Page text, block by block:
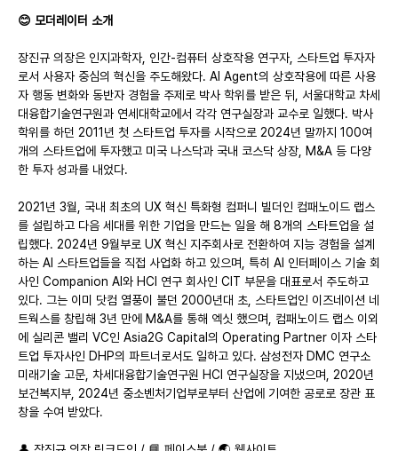
😊 모더레이터 소개
장진규 의장은 인지과학자, 인간-컴퓨터 상호작용 연구자, 스타트업 투자자
로서 사용자 중심의 혁신을 주도해왔다. AI Agent의 상호작용에 따른 사용
자 행동 변화와 동반자 경험을 주제로 박사 학위를 받은 뒤, 서울대학교 차세
대융합기술연구원과 연세대학교에서 각각 연구실장과 교수로 일했다. 박사
학위를 하던 2011년 첫 스타트업 투자를 시작으로 2024년 말까지 100여
개의 스타트업에 투자했고 미국 나스닥과 국내 코스닥 상장, M&A 등 다양
한 투자 성과를 내었다.
2021년 3월, 국내 최초의 UX 혁신 특화형 컴퍼니 빌더인 컴패노이드 랩스
를 설립하고 다음 세대를 위한 기업을 만드는 일을 해 8개의 스타트업을 설
립했다. 2024년 9월부로 UX 혁신 지주회사로 전환하여 지능 경험을 설계
하는 AI 스타트업들을 직접 사업화 하고 있으며, 특히 AI 인터페이스 기술 회
사인 Companion AI와 HCI 연구 회사인 CIT 부문을 대표로서 주도하고
있다. 그는 이미 닷컴 열풍이 불던 2000년대 초, 스타트업인 이즈네이션 네
트웍스를 창립해 3년 만에 M&A를 통해 엑싯 했으며, 컴패노이드 랩스 이외
에 실리콘 밸리 VC인 Asia2G Capital의 Operating Partner 이자 스타
트업 투자사인 DHP의 파트너로서도 일하고 있다. 삼성전자 DMC 연구소
미래기술 고문, 차세대융합기술연구원 HCI 연구실장을 지냈으며, 2020년
보건복지부, 2024년 중소벤처기업부로부터 산업에 기여한 공로로 장관 표
창을 수여 받았다.